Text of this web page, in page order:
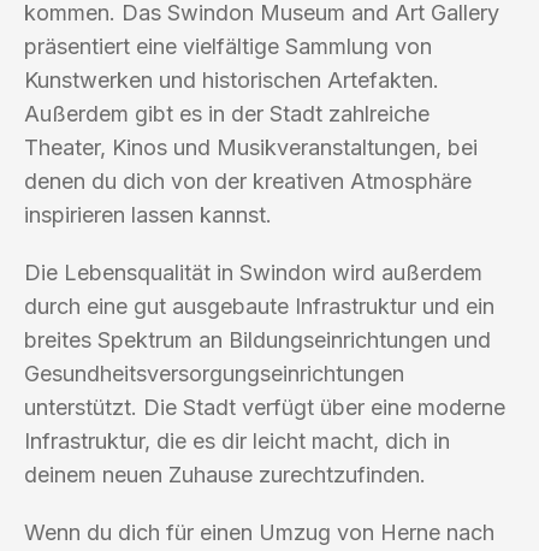
kommen. Das Swindon Museum and Art Gallery
präsentiert eine vielfältige Sammlung von
Kunstwerken und historischen Artefakten.
Außerdem gibt es in der Stadt zahlreiche
Theater, Kinos und Musikveranstaltungen, bei
denen du dich von der kreativen Atmosphäre
inspirieren lassen kannst.
Die Lebensqualität in Swindon wird außerdem
durch eine gut ausgebaute Infrastruktur und ein
breites Spektrum an Bildungseinrichtungen und
Gesundheitsversorgungseinrichtungen
unterstützt. Die Stadt verfügt über eine moderne
Infrastruktur, die es dir leicht macht, dich in
deinem neuen Zuhause zurechtzufinden.
Wenn du dich für einen Umzug von Herne nach